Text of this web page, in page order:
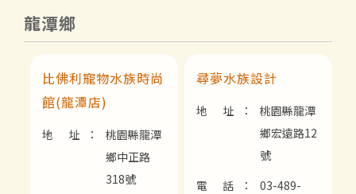
龍潭鄉
比佛利寵物水族時尚
館(龍潭店)
地 址：
桃園縣龍潭
鄉中正路
318號
尋夢水族設計
地 址：
桃園縣龍潭
鄉宏遠路12
號
電 話：
03-489-